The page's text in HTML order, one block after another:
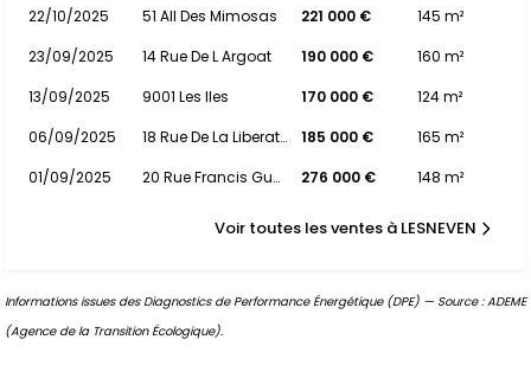
22/10/2025
51 All Des Mimosas 221 000 €
145 m²
23/09/2025
14 Rue De L Argoat 190 000 €
160 m²
13/09/2025
9001 Les Iles 170 000 €
124 m²
06/09/2025
18 Rue De La Liberation 185 000 €
165 m²
01/09/2025
20 Rue Francis Guezennec 276 000 € 148 m²
Voir toutes les ventes à LESNEVEN
Informations issues des Diagnostics de Performance Énergétique (DPE) — Source : ADEME
(Agence de la Transition Écologique).